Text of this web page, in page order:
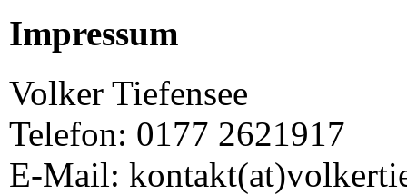
Impressum
Volker Tiefensee
Telefon: 0177 2621917
E-Mail: